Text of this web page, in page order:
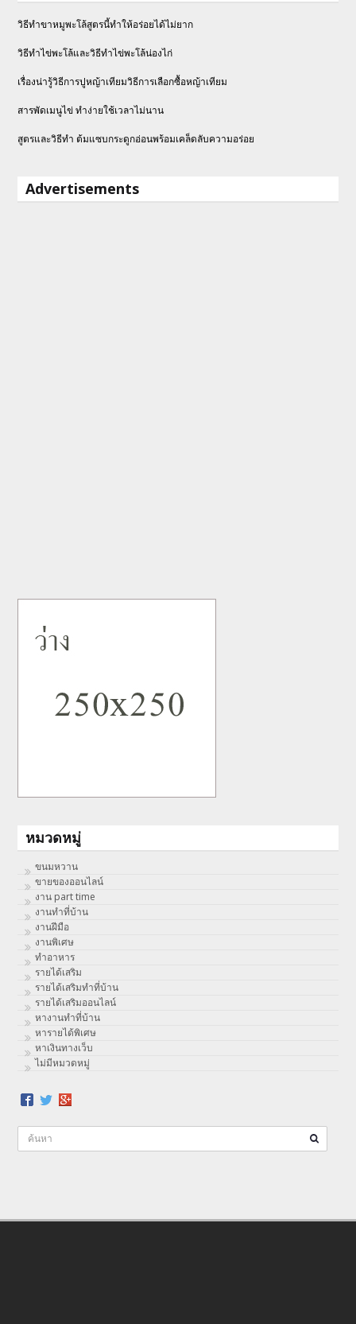
วิธีทำขาหมูพะโล้สูตรนี้ทำให้อร่อยได้ไม่ยาก
วิธีทําไข่พะโล้และวิธีทำไข่พะโล้น่องไก่
เรื่องน่ารู้วิธีการปูหญ้าเทียมวิธีการเลือกซื้อหญ้าเทียม
สารพัดเมนูไข่ ทำง่ายใช้เวลาไม่นาน
สูตรและวิธีทำ ต้มแซบกระดูกอ่อนพร้อมเคล็ดลับความอร่อย
Advertisements
หมวดหมู่
ขนมหวาน
ขายของออนไลน์
งาน part time
งานทําที่บ้าน
งานฝีมือ
งานพิเศษ
ทําอาหาร
รายได้เสริม
รายได้เสริมทำที่บ้าน
รายได้เสริมออนไลน์
หางานทำที่บ้าน
หารายได้พิเศษ
หาเงินทางเว็บ
ไม่มีหมวดหมู่